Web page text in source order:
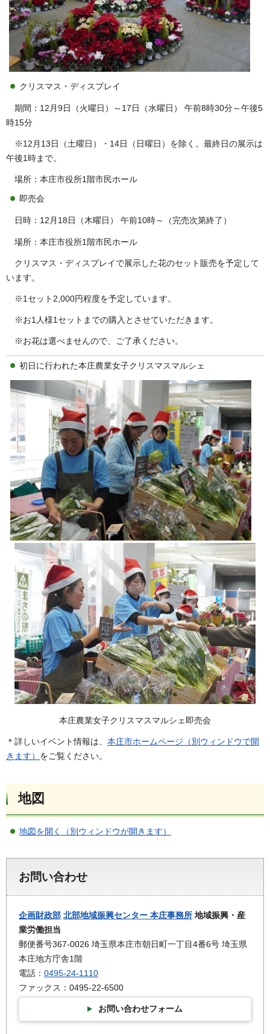
クリスマス・ディスプレイ
期間：12月9日（火曜日）～17日（水曜日） 午前8時30分～午後5
時15分
※12月13日（土曜日）・14日（日曜日）を除く。最終日の展示は
午後1時まで。
場所：本庄市役所1階市民ホール
即売会
日時：12月18日（木曜日） 午前10時～（完売次第終了）
場所：本庄市役所1階市民ホール
クリスマス・ディスプレイで展示した花のセット販売を予定して
います。
※1セット2,000円程度を予定しています。
※お1人様1セットまでの購入とさせていただきます。
※お花は選べませんので、ご了承ください。
初日に行われた本庄農業女子クリスマスマルシェ
本庄農業女子クリスマスマルシェ即売会
＊詳しいイベント情報は、 本庄市ホームページ（別ウィンドウで開
きます） をご覧ください。
地図
地図を開く（別ウィンドウが開きます）
お問い合わせ
企画財政部 北部地域振興センター 本庄事務所 地域振興・産
業労働担当
郵便番号367-0026 埼玉県本庄市朝日町一丁目4番6号 埼玉県
本庄地方庁舎1階
電話： 0495-24-1110
ファックス：0495-22-6500
お問い合わせフォーム